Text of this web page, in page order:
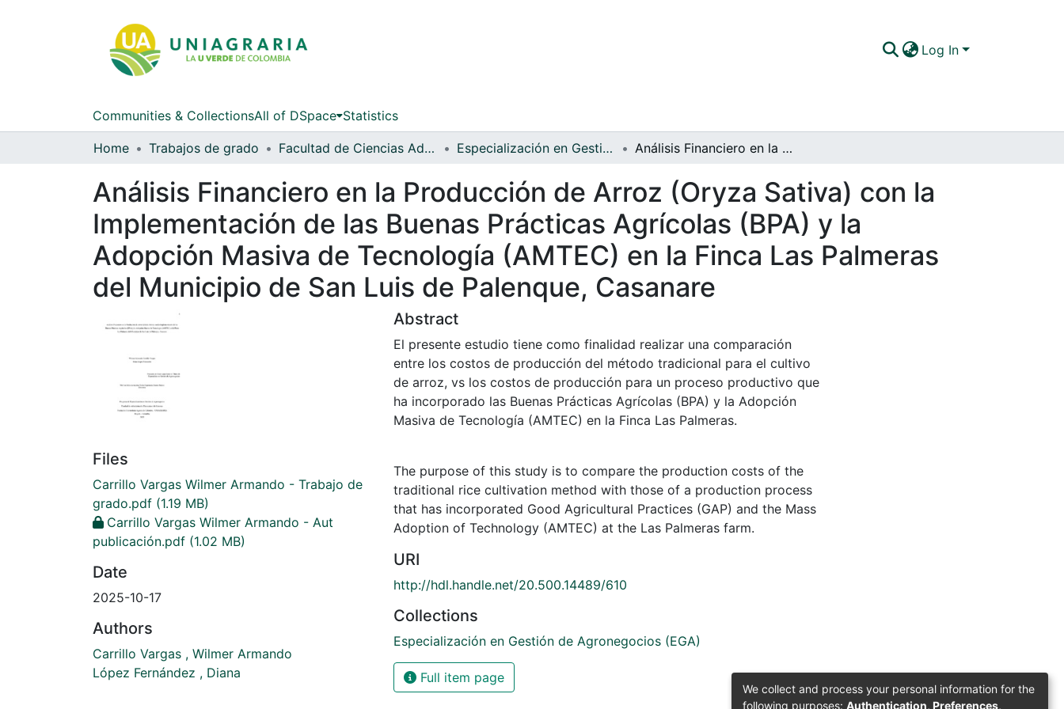
Log In
Communities & CollectionsAll of DSpace Statistics
Home Trabajos de grado Facultad de Ciencias Administrativas y Contables Especialización en Gestión de Agronegocios (EGA) Análisis Financiero en la Producción de Arroz (Oryza Sativa) con la Implementación de las Buenas Prácticas Agrícolas (BPA) y la Adopción Masiva de Tecnología (AMTEC) en la Finca Las Palmeras del Municipio de San Luis de Palenque, Casanare
Análisis Financiero en la Producción de Arroz (Oryza Sativa) con la
Implementación de las Buenas Prácticas Agrícolas (BPA) y la
Adopción Masiva de Tecnología (AMTEC) en la Finca Las Palmeras
del Municipio de San Luis de Palenque, Casanare
Files
Carrillo Vargas Wilmer Armando - Trabajo de
grado.pdf (1.19 MB)
Carrillo Vargas Wilmer Armando - Aut
publicación.pdf (1.02 MB)
Date
2025-10-17
Authors
Carrillo Vargas , Wilmer Armando
López Fernández , Diana
Abstract
El presente estudio tiene como finalidad realizar una comparación
entre los costos de producción del método tradicional para el cultivo
de arroz, vs los costos de producción para un proceso productivo que
ha incorporado las Buenas Prácticas Agrícolas (BPA) y la Adopción
Masiva de Tecnología (AMTEC) en la Finca Las Palmeras.
The purpose of this study is to compare the production costs of the
traditional rice cultivation method with those of a production process
that has incorporated Good Agricultural Practices (GAP) and the Mass
Adoption of Technology (AMTEC) at the Las Palmeras farm.
URI
http://hdl.handle.net/20.500.14489/610
Collections
Especialización en Gestión de Agronegocios (EGA)
Full item page
We collect and process your personal information for the
following purposes: Authentication, Preferences,